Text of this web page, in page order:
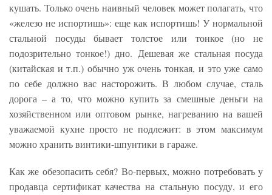
кушать. Только очень наивный человек может полагать, что
«железо не испортишь»: еще как испортишь! У нормальной
стальной посуды бывает толстое или тонкое (но не
подозрительно тонкое!) дно. Дешевая же стальная посуда
(китайская и т.п.) обычно уж очень тонкая, и это уже само
по себе должно вас насторожить. В любом случае, сталь
дорога – а то, что можно купить за смешные деньги на
хозяйственном или оптовом рынке, нагреванию на вашей
уважаемой кухне просто не подлежит: в этом максимум
можно хранить винтики-шпунтики в гараже.
Как же обезопасить себя? Во-первых, можно потребовать у
продавца сертификат качества на стальную посуду, и его